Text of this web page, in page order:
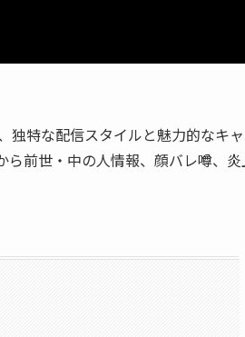
特な配信スタイルと魅力的なキ
ら前世・中の人情報、顔バレ噂、